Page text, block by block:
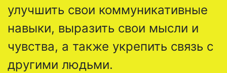
улучшить свои коммуникативные
навыки, выразить свои мысли и
чувства, а также укрепить связь с
другими людьми.